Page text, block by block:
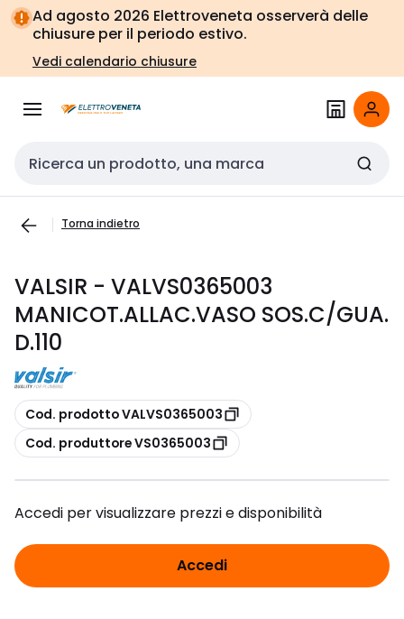
Vai alla
navigazione
Vai
alla
pagina
Ad agosto 2026 Elettroveneta osserverà delle
chiusure per il periodo estivo.
Vedi calendario chiusure
Cerca input
Torna indietro
VALSIR - VALVS0365003
MANICOT.ALLAC.VASO SOS.C/GUA.
D.110
copia
Cod. prodotto VALVS0365003
copia
Cod. produttore VS0365003
Accedi per visualizzare prezzi e disponibilità
Accedi